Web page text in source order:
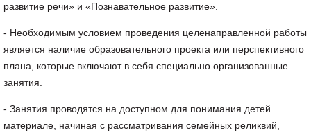
развитие речи» и «Познавательное развитие».
- Необходимым условием проведения целенаправленной работы
является наличие образовательного проекта или перспективного
плана, которые включают в себя специально организованные
занятия.
- Занятия проводятся на доступном для понимания детей
материале, начиная с рассматривания семейных реликвий,